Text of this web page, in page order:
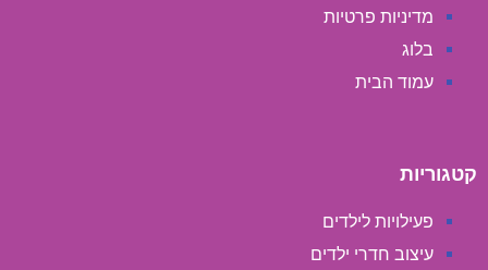
מדיניות פרטיות
בלוג
עמוד הבית
קטגוריות
פעילויות לילדים
עיצוב חדרי ילדים